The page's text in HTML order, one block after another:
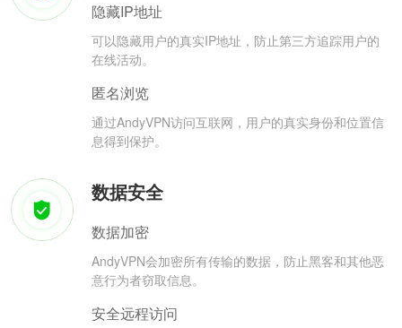
隐藏IP地址
可以隐藏用户的真实IP地址，防止第三方追踪用户的
在线活动。
匿名浏览
通过AndyVPN访问互联网，用户的真实身份和位置信
息得到保护。
数据安全
数据加密
AndyVPN会加密所有传输的数据，防止黑客和其他恶
意行为者窃取信息。
安全远程访问